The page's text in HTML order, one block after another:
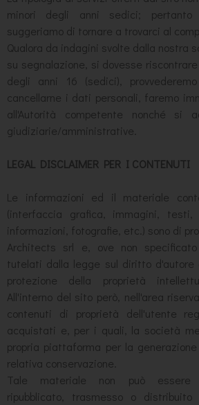
minori degli anni sedici;
suggeriamo di tornare a trovarci al
Qualora da indagini svolte dalla nostra
su segnalazione, si dovesse
degli anni 16 (sedici),
cancellarne i dati personali, faremo
all'Autorità competente nonché si
giudiziarie/amministrative.
LEGAL DISCLAIMER PER I CONTENUTI
Le informazioni ed il materiale
(interfaccia grafica, immagini, testi,
informazioni, fotografie, etc.) sono di
Architects srl e, ove non
tutelati dalla legge sul diritto d'autore
protezione della proprietà
All'interno del sito però, nell'area
contenuti di proprietà dell'utente
acquistati e, per i quali, la società
propria piattaforma per la
relativa conservazione.
Tale materiale non può essere
ripubblicato, trasmesso o distribuito